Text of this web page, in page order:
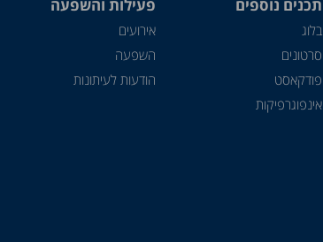
תכנים נוספים
בלוג
סרטונים
פודקאסט
אינפוגרפיקות
פעילות והשפעה
אירועים
השפעה
הודעות לעיתונות